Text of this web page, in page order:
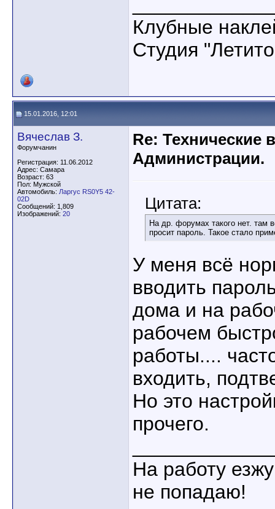
Клубные
Студия
15.01.2016, 12:01
Вячеслав З.
Форумчанин
Регистрация: 11.06.2012
Адрес: Самара
Возраст: 63
Пол: Мужской
Автомобиль: Ларгус RS0Y5 42-
02D
Сообщений: 1,809
Изображений: 20
Re: Технические
Администрации.
Цитата:
На др. форумах такого нет. там
просит пароль. Такое стало
У меня всё
вводить
дома и на
рабочем
работы....
входить,
Но это
прочего.
На работу
не попадаю!